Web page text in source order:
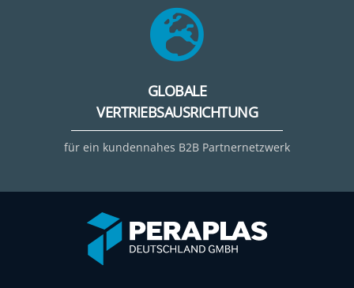
GLOBALE
VERTRIEBSAUSRICHTUNG
für ein kundennahes B2B Partnernetzwerk